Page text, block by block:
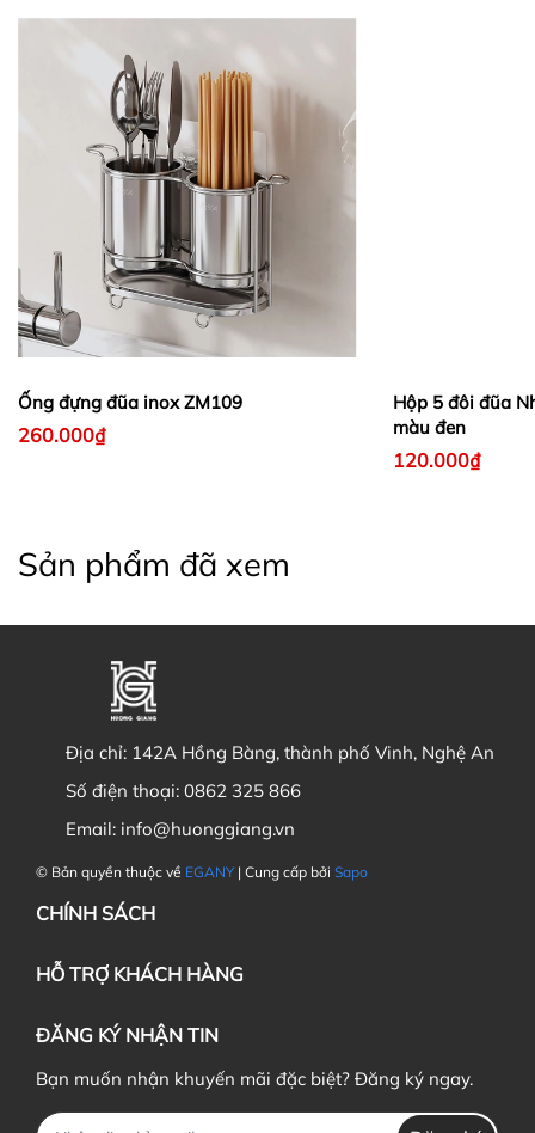
Ống đựng đũa inox ZM109
260.000₫
Hộp 5 đôi đũa
màu đen
120.000₫
Sản phẩm đã xem
Địa chỉ: 142A Hồng Bàng, thành phố Vinh, Nghệ An
Số điện thoại: 0862 325 866
Email: info@huonggiang.vn
© Bản quyền thuộc về EGANY | Cung cấp bởi Sapo
CHÍNH SÁCH
HỖ TRỢ KHÁCH HÀNG
ĐĂNG KÝ NHẬN TIN
Bạn muốn nhận khuyến mãi đặc biệt? Đăng ký ngay.